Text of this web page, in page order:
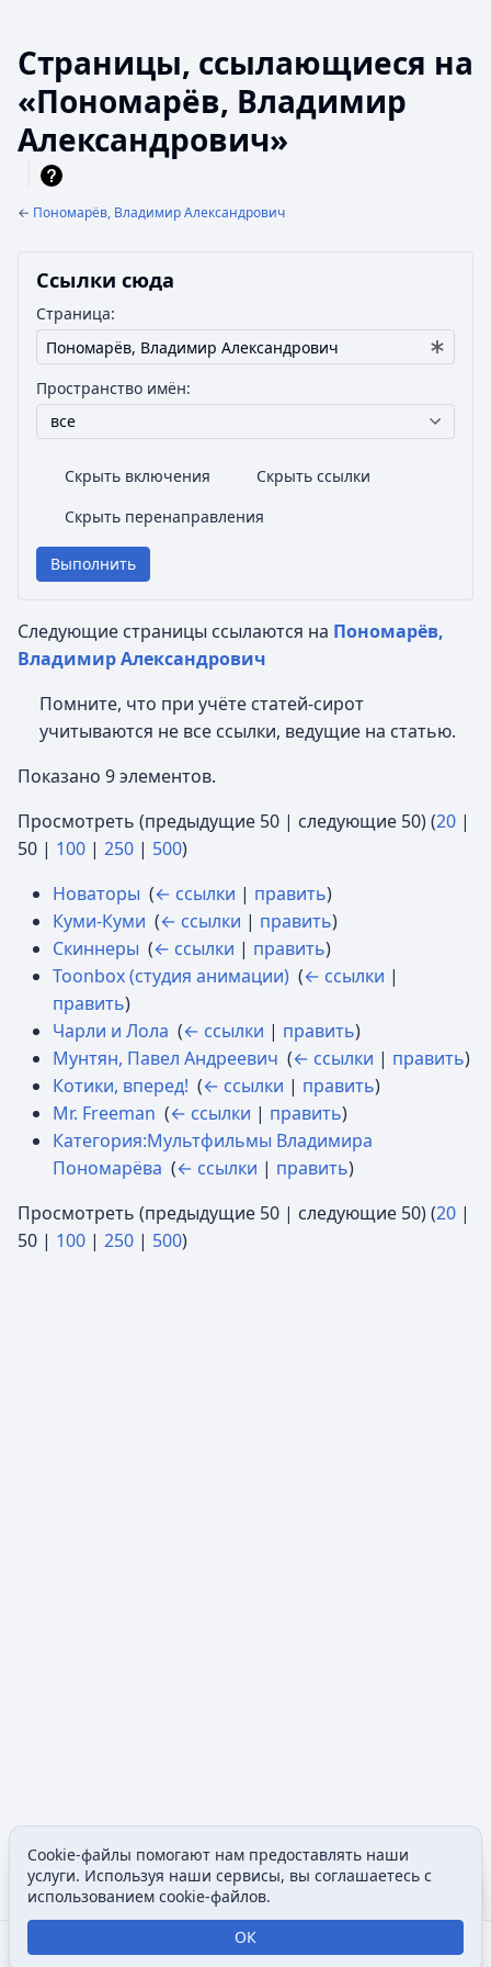
Страницы, ссылающиеся на
«Пономарёв, Владимир
Александрович»
Просмотры
← Пономарёв, Владимир Александрович
Ссылки сюда
Страница:
Пространство имён:
все
Скрыть включения
Скрыть ссылки
Скрыть перенаправления
Выполнить
Следующие страницы ссылаются на Пономарёв,
Владимир Александрович
Помните, что при учёте статей-сирот
учитываются не все ссылки, ведущие на статью.
Показано 9 элементов.
Просмотреть (предыдущие 50 | следующие 50) (20 |
50 | 100 | 250 | 500)
Новаторы (← ссылки | править)
Куми-Куми (← ссылки | править)
Скиннеры (← ссылки | править)
Toonbox (студия анимации) (← ссылки |
править)
Чарли и Лола (← ссылки | править)
Мунтян, Павел Андреевич (← ссылки | править)
Котики, вперед! (← ссылки | править)
Mr. Freeman (← ссылки | править)
Категория:Мультфильмы Владимира
Пономарёва (← ссылки | править)
Просмотреть (предыдущие 50 | следующие 50) (20 |
50 | 100 | 250 | 500)
Cookie-файлы помогают нам предоставлять наши
услуги. Используя наши сервисы, вы соглашаетесь с
использованием cookie-файлов.
ОК